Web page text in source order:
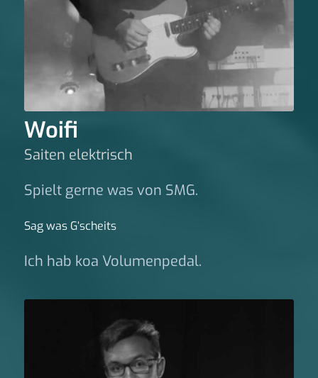
Woifi
Saiten elektrisch
Spielt gerne was von SMG.
Sag was G‘scheits
Ich hab koa Volumenpedal.